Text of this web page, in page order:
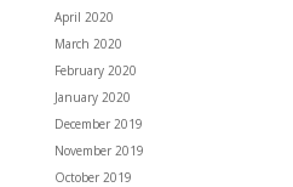
April 2020
March 2020
February 2020
January 2020
December 2019
November 2019
October 2019